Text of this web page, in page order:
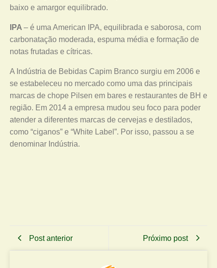
baixo e amargor equilibrado.
IPA – é uma American IPA, equilibrada e saborosa, com
carbonatação moderada, espuma média e formação de
notas frutadas e cítricas.
A Indústria de Bebidas Capim Branco surgiu em 2006 e
se estabeleceu no mercado como uma das principais
marcas de chope Pilsen em bares e restaurantes de BH e
região. Em 2014 a empresa mudou seu foco para poder
atender a diferentes marcas de cervejas e destilados,
como “ciganos” e “White Label”. Por isso, passou a se
denominar Indústria.
Post anterior Próximo post